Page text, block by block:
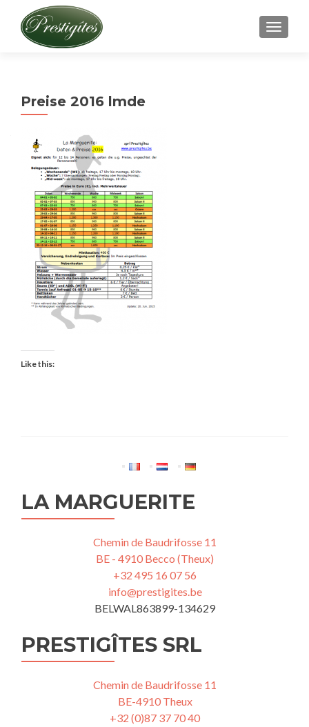
Preise 2016 lmde
Like this:
LA MARGUERITE
Chemin de Baudrifosse 11
BE - 4910 Becco (Theux)
+32 495 16 07 56
info@prestigites.be
BELWAL863899-134629
PRESTIGÎTES SRL
Chemin de Baudrifosse 11
BE-4910 Theux
+32 (0)87 37 70 40